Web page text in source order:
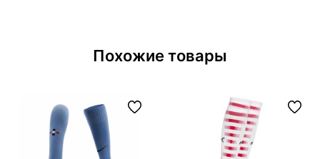
Похожие товары